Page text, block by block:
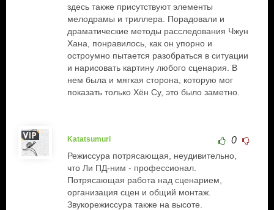
здесь также присутствуют элементы
мелодрамы и триллера. Порадовали и
драматические методы расследования Чжун
Хана, понравилось, как он упорно и
остроумно пытается разобраться в ситуации
и нарисовать картину любого сценария. В
нем была и мягкая сторона, которую мог
показать только Хён Су, это было заметно.
Katatsumuri 0
Режиссура потрясающая, неудивительно,
что Ли ПД-ним - профессионал.
Потрясающая работа над сценарием,
организация сцен и общий монтаж.
Звукорежиссура также на высоте.